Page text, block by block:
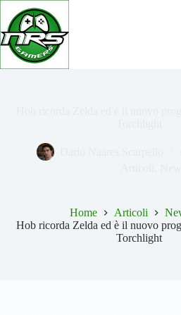
Salta
contenuto
Home Articoli
Hob ricorda Zelda ed è il nuovo
Torchlight